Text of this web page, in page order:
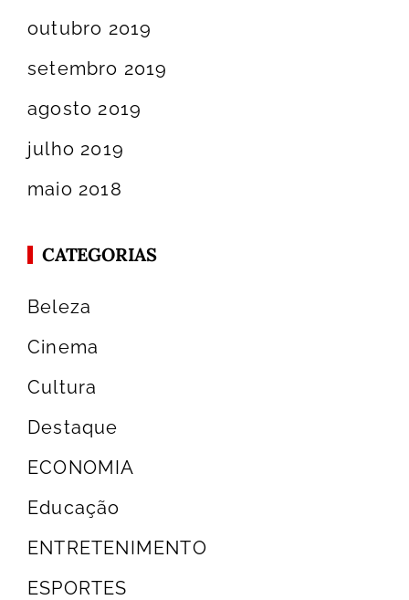
outubro 2019
setembro 2019
agosto 2019
julho 2019
maio 2018
CATEGORIAS
Beleza
Cinema
Cultura
Destaque
ECONOMIA
Educação
ENTRETENIMENTO
ESPORTES